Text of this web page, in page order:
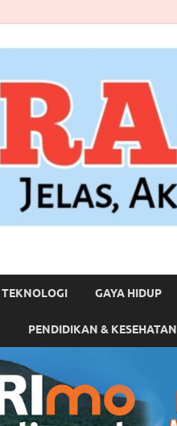
TEKNOLOGI GAYA HIDUP
PENDIDIKAN & KESEHATAN